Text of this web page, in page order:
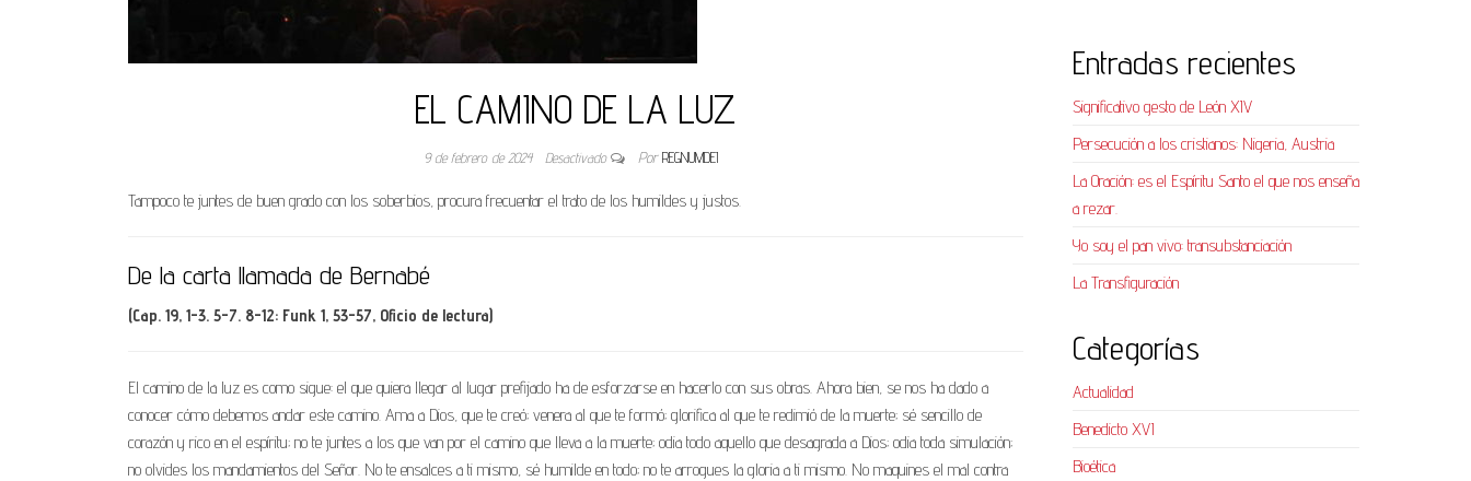
EL CAMINO DE LA LUZ
9 de febrero de 2024 Desactivado Por REGNUMDEI
Tampoco te juntes de buen grado con los soberbios, procura frecuentar el trato de los humildes y justos.
De la carta llamada de Bernabé
(Cap. 19, 1-3. 5-7. 8-12: Funk 1, 53-57, Oficio de lectura)
El camino de la luz es como sigue: el que quiera llegar al lugar prefijado ha de esforzarse en hacerlo con sus obras. Ahora bien, se nos ha dado a
conocer cómo debemos andar este camino. Ama a Dios, que te creó; venera al que te formó; glorifica al que te redimió de la muerte; sé sencillo de
corazón y rico en el espíritu; no te juntes a los que van por el camino que lleva a la muerte; odia todo aquello que desagrada a Dios; odia toda simulación;
no olvides los mandamientos del Señor. No te ensalces a ti mismo, sé humilde en todo; no te arrogues la gloria a ti mismo. No maquines el mal contra
Entradas recientes
Significativo gesto de León XIV
Persecución a los cristianos: Nigeria, Austria
La Oración: es el Espíritu Santo el que nos enseña
a rezar.
Yo soy el pan vivo: transubstanciación
La Transfiguración
Categorías
Actualidad
Benedicto XVI
Bioética